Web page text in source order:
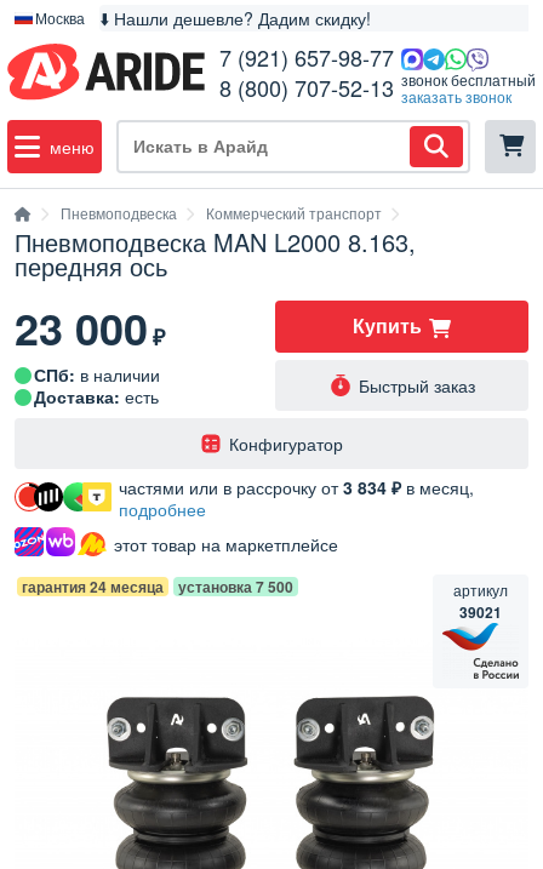
Москва ⬇️ Нашли дешевле? Дадим скидку!
7 (921) 657-98-77
8 (800) 707-52-13 звонок бесплатный
заказать звонок
меню
Пневмоподвеска Коммерческий транспорт
Пневмоподвеска MAN L2000 8.163,
передняя ось
гарантия 24 месяца установка 7 500 артикул
39021
23 000₽ Купить
Быстрый заказ
частями или в рассрочку от3 834 ₽в месяц,
подробнее
этот товар на маркетплейсе
СПб: в наличии
Доставка: есть
️Конфигуратор